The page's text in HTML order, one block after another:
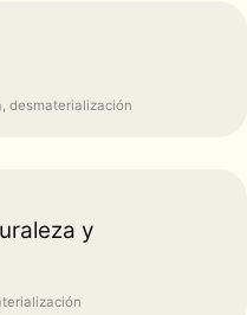
desmaterialización
y